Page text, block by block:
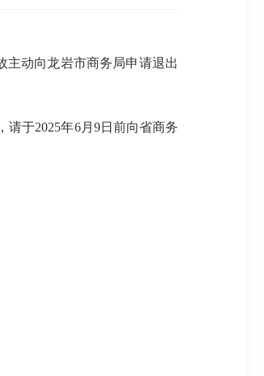
主动向龙岩市商务局申请退出
于2025年6月9日前向省商务